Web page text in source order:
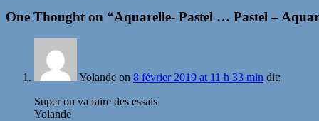
One Thought on “Aquarelle- Pastel … Pastel –
Yolande on 8 février 2019 at 11 h 33 min dit:
Super on va faire des essais
Yolande